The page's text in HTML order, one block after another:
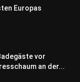
Europas
vor
an der...